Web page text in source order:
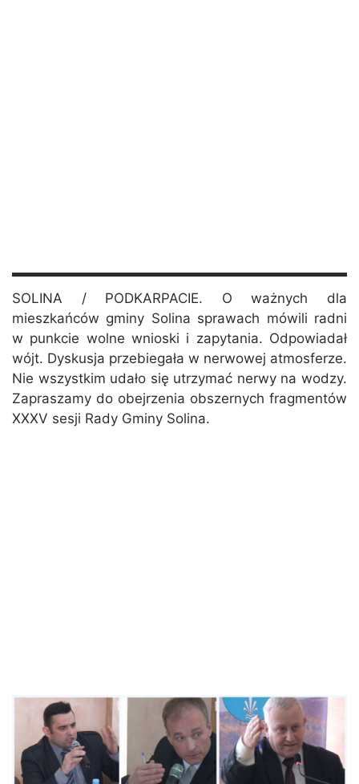
SOLINA / PODKARPACIE. O ważnych dla
mieszkańców gminy Solina sprawach mówili radni
w punkcie wolne wnioski i zapytania. Odpowiadał
wójt. Dyskusja przebiegała w nerwowej atmosferze.
Nie wszystkim udało się utrzymać nerwy na wodzy.
Zapraszamy do obejrzenia obszernych fragmentów
XXXV sesji Rady Gminy Solina.